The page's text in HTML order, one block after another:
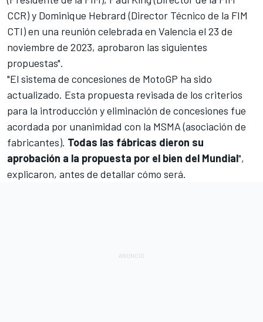
CCR) y Dominique Hebrard (Director Técnico de la FIM
CTI) en una reunión celebrada en Valencia el 23 de
noviembre de 2023, aprobaron las siguientes
propuestas".
"El sistema de concesiones de MotoGP ha sido
actualizado. Esta propuesta revisada de los criterios
para la introducción y eliminación de concesiones fue
acordada por unanimidad con la MSMA (asociación de
fabricantes). Todas las fábricas dieron su
aprobación a la propuesta por el bien del Mundial",
explicaron, antes de detallar cómo será.